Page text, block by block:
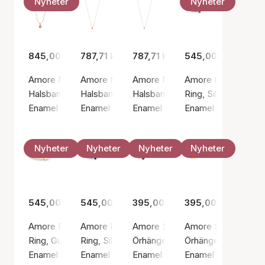
845,00 kr
Amore Necklace Light Coral
Halsband, Guldfärg / Guldpläterat sterlingsilver 925
Enamel Copenhagen
787,71 kr
Amore Necklace Red
Halsband, Guldfärg / Guldpläterat
Enamel Copenhagen
787,71 kr
Amore Necklace Steel Blue
Halsband, Guldfärg /
Enamel Copenhagen
545,00 kr
Amore Ring
Ring, Silverfärg /
Enamel
Nyheter
545,00 kr
Amore Ring Daisy
Ring, Guldfärg / Guldpläterat sterlingsilver 925
Enamel Copenhagen
Nyheter
545,00 kr
Amore Ring Indigo Blue
Ring, Silverfärg / Silver sterling 925
Enamel Copenhagen
Nyheter
395,00 kr
Amore Studs Bordeaux
Örhängen, Silverfärg / Silver
Enamel Copenhagen
Nyheter
395,00 kr
Amore Studs Daisy
Örhängen,
Enamel